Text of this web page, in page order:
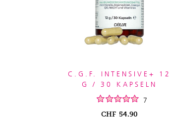
C.G.F. INTENSIVE+ 12
G / 30 KAPSELN
7
CHF 54.90